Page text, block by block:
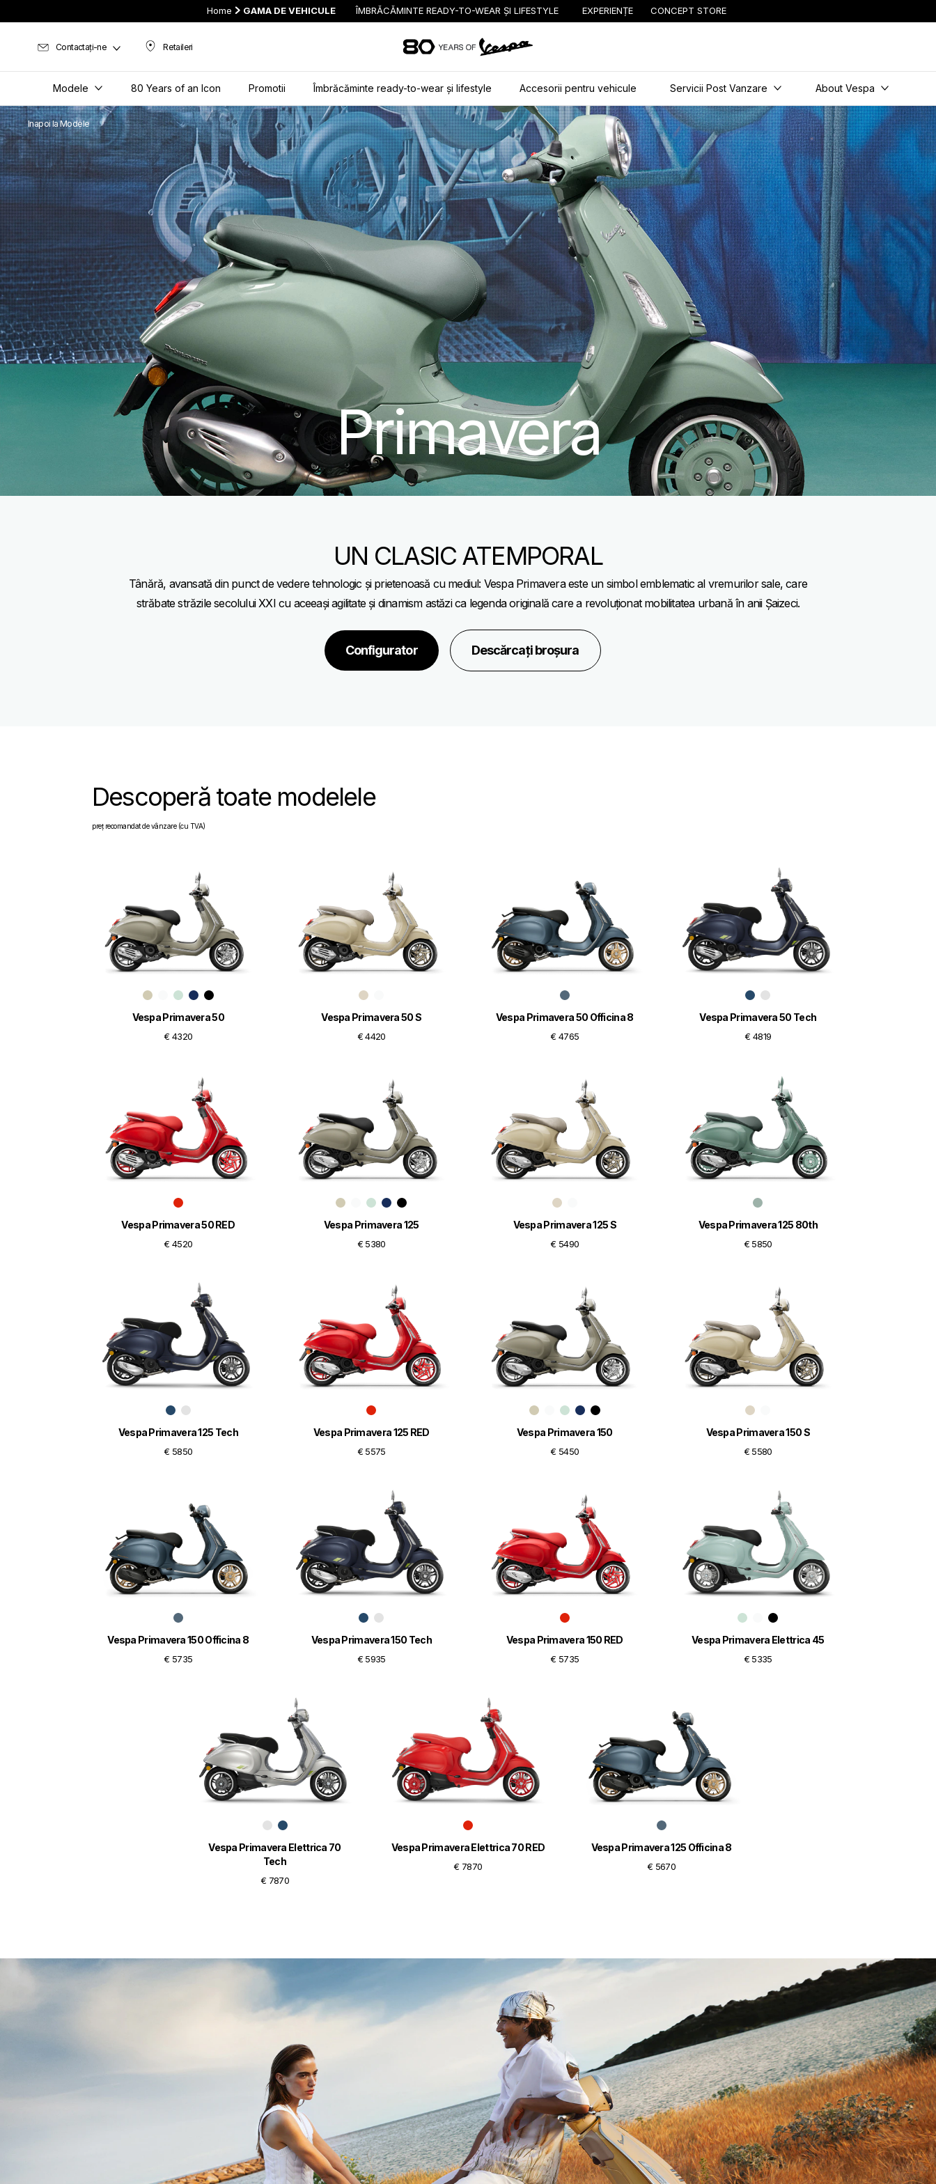
Home GAMA DE VEHICULE ÎMBRĂCĂMINTE READY-TO-WEAR ȘI LIFESTYLE EXPERIENȚE CONCEPT STORE
Retaileri
Retaileri
Contactați-ne
Modele 80 Years of an Icon Promotii Îmbrăcăminte ready-to-wear și lifestyle Accesorii pentru vehicule Servicii Post Vanzare About Vespa
Inapoi la Modele
Primavera
UN CLASIC ATEMPORAL
Tânără, avansată din punct de vedere tehnologic și prietenoasă cu mediul: Vespa Primavera este un simbol emblematic al vremurilor sale, care
străbate străzile secolului XXI cu aceeași agilitate și dinamism astăzi ca legenda originală care a revoluționat mobilitatea urbană în anii Șaizeci.
Configurator Descărcați broșura
Descoperă toate modelele
preț recomandat de vânzare (cu TVA)
Vespa Primavera 50
€ 4320
Vespa Primavera 50 S
€ 4420
Vespa Primavera 50 Officina 8
€ 4765
Vespa Primavera 50 Tech
€ 4819
Vespa Primavera 50 RED
€ 4520
Vespa Primavera 125
€ 5380
Vespa Primavera 125 S
€ 5490
Vespa Primavera 125 80th
€ 5850
Vespa Primavera 125 Tech
€ 5850
Vespa Primavera 125 RED
€ 5575
Vespa Primavera 150
€ 5450
Vespa Primavera 150 S
€ 5580
Vespa Primavera 150 Officina 8
€ 5735
Vespa Primavera 150 Tech
€ 5935
Vespa Primavera 150 RED
€ 5735
Vespa Primavera Elettrica 45
€ 5335
Vespa Primavera Elettrica 70
Tech
€ 7870
Vespa Primavera Elettrica 70 RED
€ 7870
Vespa Primavera 125 Officina 8
€ 5670